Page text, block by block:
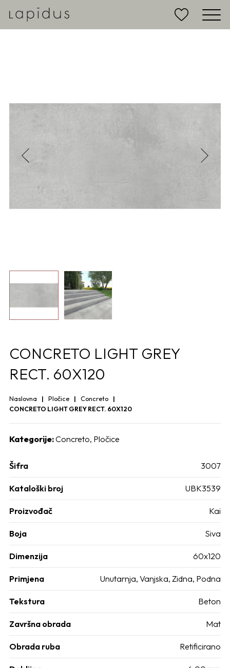
CONCRETO LIGHT GREY
RECT. 60X120
Naslovna Pločice
Concreto
CONCRETO LIGHT GREY RECT. 60X120
Kategorije:Concreto, Pločice
Šifra 3007
Kataloški broj UBK3539
Proizvođač Kai
Boja Siva
Dimenzija 60x120
Primjena Unutarnja, Vanjska, Zidna, Podna
Tekstura Beton
Završna obrada Mat
Obrada ruba Retificirano